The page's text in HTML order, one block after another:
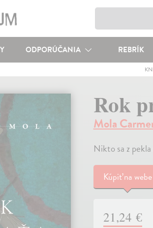
ODPORÚČANIA REBRÍK
Rok
Mola
Nikto sa z
Kúpiťna webe
21,24 €